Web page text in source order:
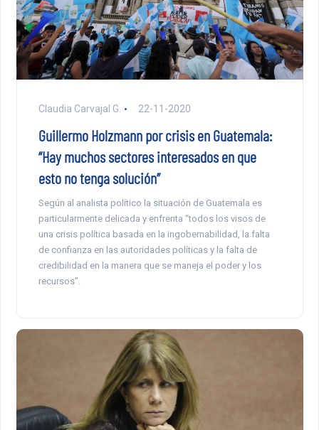
Claudia Carvajal G. 22-11-2020
Guillermo Holzmann por crisis en Guatemala:
“Hay muchos sectores interesados en que
esto no tenga solución”
Según al analista político la situación de Guatemala es
particularmente delicada y enfrenta “todos los visos de
una crisis política basada en la ingobernabilidad, la falta
de confianza en las autoridades políticas y la falta de
credibilidad en la manera que se maneja el poder y los
recursos”.